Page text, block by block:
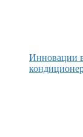
Инновации